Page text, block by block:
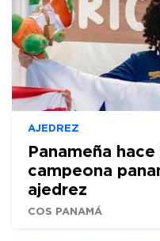
AJEDREZ
Panameña
campeona
ajedrez
COS PANAMÁ